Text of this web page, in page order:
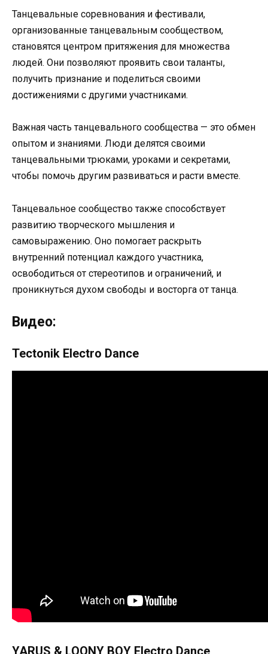
Танцевальные соревнования и фестивали,
организованные танцевальным сообществом,
становятся центром притяжения для множества
людей. Они позволяют проявить свои таланты,
получить признание и поделиться своими
достижениями с другими участниками.
Важная часть танцевального сообщества — это обмен
опытом и знаниями. Люди делятся своими
танцевальными трюками, уроками и секретами,
чтобы помочь другим развиваться и расти вместе.
Танцевальное сообщество также способствует
развитию творческого мышления и
самовыражению. Оно помогает раскрыть
внутренний потенциал каждого участника,
освободиться от стереотипов и ограничений, и
проникнуться духом свободы и восторга от танца.
Видео:
Tectonik Electro Dance
YARUS & LOONY BOY Electro Dance